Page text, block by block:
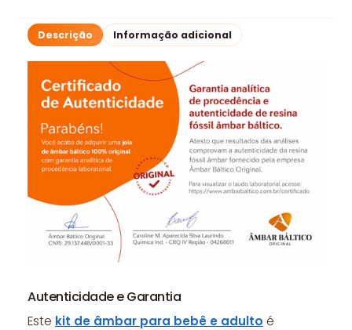
Descrição Informação adicional
Autenticidade e Garantia
Este kit de âmbar para bebê e adulto é